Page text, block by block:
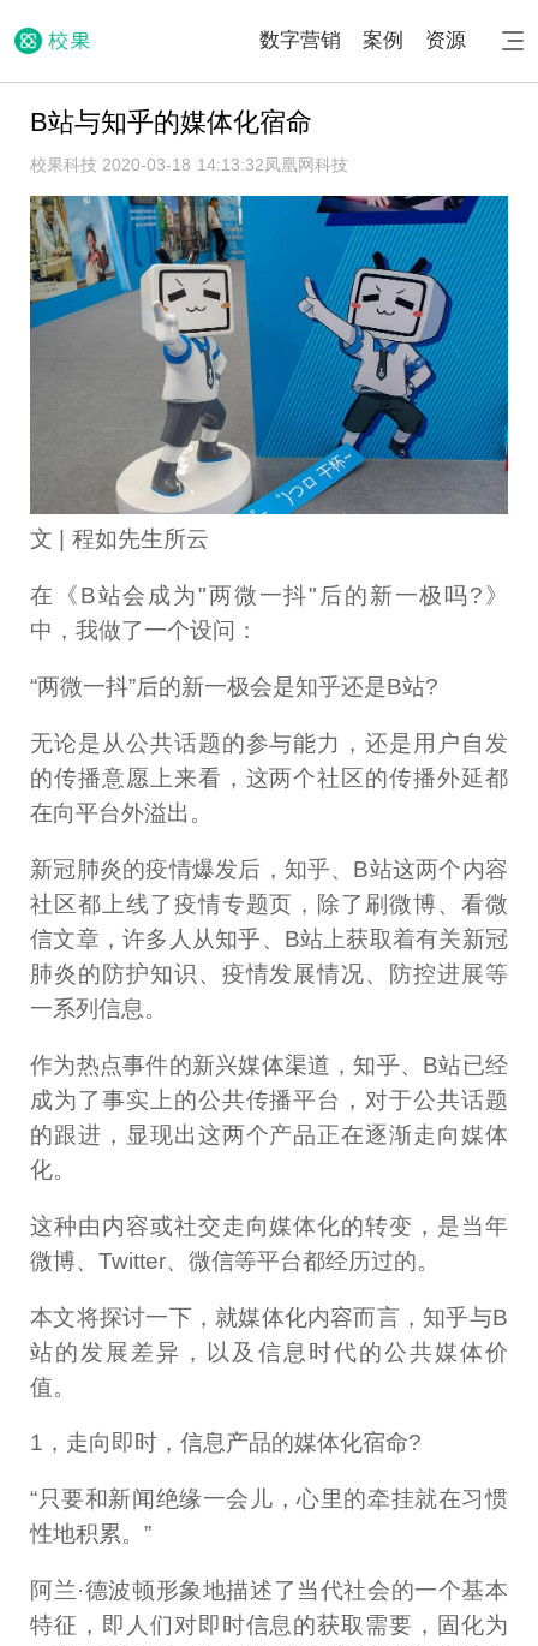
数字营销 案例 资源
B站与知乎的媒体化宿命
校果科技 2020-03-18 14:13:32凤凰网科技
文 | 程如先生所云
在《B站会成为"两微一抖"后的新一极吗?》
中，我做了一个设问：
“两微一抖”后的新一极会是知乎还是B站?
无论是从公共话题的参与能力，还是用户自发
的传播意愿上来看，这两个社区的传播外延都
在向平台外溢出。
新冠肺炎的疫情爆发后，知乎、B站这两个内容
社区都上线了疫情专题页，除了刷微博、看微
信文章，许多人从知乎、B站上获取着有关新冠
肺炎的防护知识、疫情发展情况、防控进展等
一系列信息。
作为热点事件的新兴媒体渠道，知乎、B站已经
成为了事实上的公共传播平台，对于公共话题
的跟进，显现出这两个产品正在逐渐走向媒体
化。
这种由内容或社交走向媒体化的转变，是当年
微博、Twitter、微信等平台都经历过的。
本文将探讨一下，就媒体化内容而言，知乎与B
站的发展差异，以及信息时代的公共媒体价
值。
1，走向即时，信息产品的媒体化宿命?
“只要和新闻绝缘一会儿，心里的牵挂就在习惯
性地积累。”
阿兰·德波顿形象地描述了当代社会的一个基本
特征，即人们对即时信息的获取需要，固化为